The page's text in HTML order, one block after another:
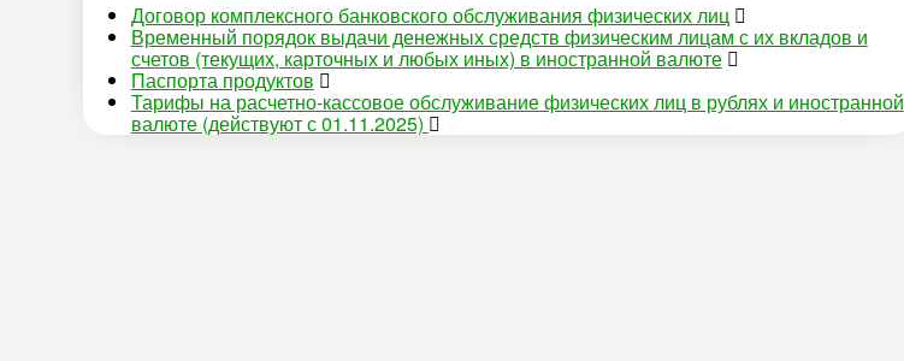
Договор комплексного банковского обслуживания физических лиц
Временный порядок выдачи денежных средств физическим лицам с их вкладов и
счетов (текущих, карточных и любых иных) в иностранной валюте
Паспорта продуктов
Тарифы на расчетно-кассовое обслуживание физических лиц в рублях и иностранной
валюте (действуют с 01.11.2025)